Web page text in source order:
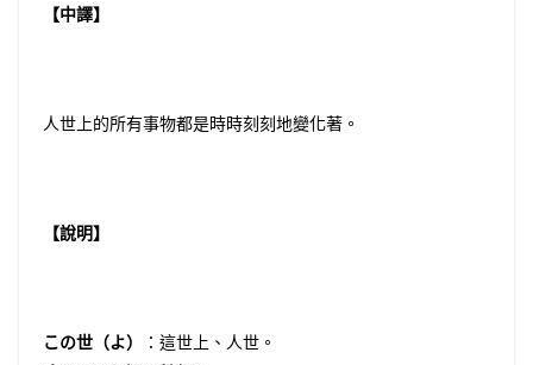
【中譯】
人世上的所有事物都是時時刻刻地變化著。
【說明】
この世（よ）
：這世上、人世。